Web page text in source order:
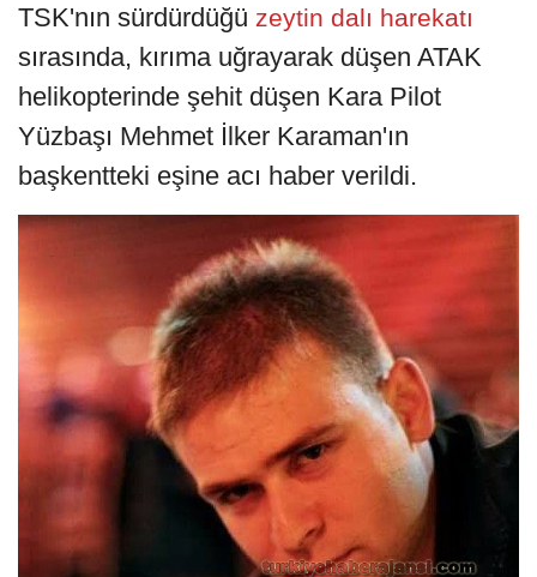
TSK'nın sürdürdüğü zeytin dalı harekatı
sırasında, kırıma uğrayarak düşen ATAK
helikopterinde şehit düşen Kara Pilot
Yüzbaşı Mehmet İlker Karaman'ın
başkentteki eşine acı haber verildi.